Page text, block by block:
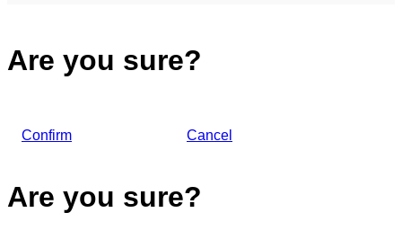
Are you sure?
Confirm Cancel
Are you sure?